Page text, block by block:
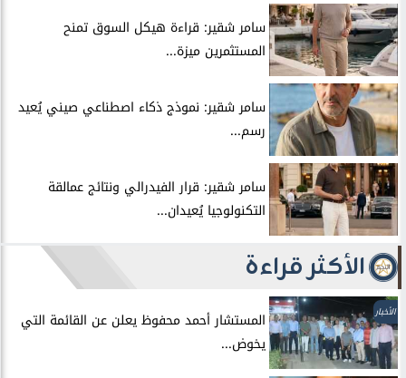
سامر شقير: قراءة هيكل السوق تمنح
المستثمرين ميزة...
سامر شقير: نموذج ذكاء اصطناعي صيني يُعيد
رسم...
سامر شقير: قرار الفيدرالي ونتائج عمالقة
التكنولوجيا يُعيدان...
الأكثر قراءة
الأخبار
المستشار أحمد محفوظ يعلن عن القائمة التي
يخوض...